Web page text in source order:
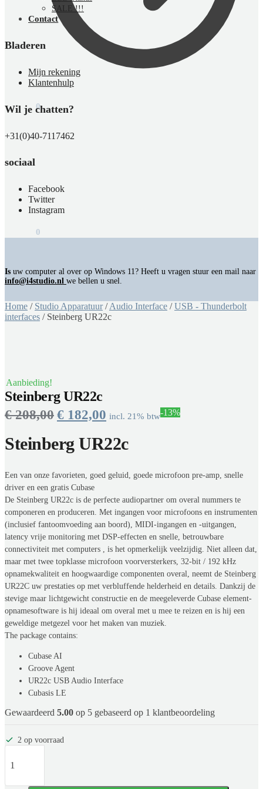
€0,00 0
SALE !!!
Contact
Bladeren
Mijn rekening
Klantenhulp
Wil je chatten?
+31(0)40-7117462
sociaal
Facebook
Twitter
Instagram
0
Is uw computer al over op Windows 11? Heeft u vragen stuur een mail naar
info@i4studio.nl we bellen u snel.
Home / Studio Apparatuur/Audio Interface /USB - Thunderbolt
interfaces / Steinberg UR22c
Aanbieding!
Steinberg UR22c
€208,00 € 182,00 incl. 21% btw-13%
Steinberg UR22c
Een van onze favorieten, goed geluid, goede microfoon pre-amp, snelle
driver en een gratis Cubase
De Steinberg UR22c is de perfecte audiopartner om overal nummers te
componeren en produceren. Met ingangen voor microfoons en instrumenten
(inclusief fantoomvoeding aan boord), MIDI-ingangen en -uitgangen,
latency vrije monitoring met DSP-effecten en snelle, betrouwbare
connectiviteit met computers , is het opmerkelijk veelzijdig. Niet alleen dat,
maar met twee topklasse microfoon voorversterkers, 32-bit / 192 kHz
opnamekwaliteit en hoogwaardige componenten overal, neemt de Steinberg
UR22C uw prestaties op met verbluffende helderheid en details. Dankzij de
stevige maar lichtgewicht constructie en de meegeleverde Cubase element-
opnamesoftware is hij ideaal om overal met u mee te reizen en is hij een
geweldige metgezel voor het maken van muziek.
The package contains:
Cubase AI
Groove Agent
UR22c USB Audio Interface
Cubasis LE
Gewaardeerd 5.00 op 5 gebaseerd op 1 klantbeoordeling
2 op voorraad